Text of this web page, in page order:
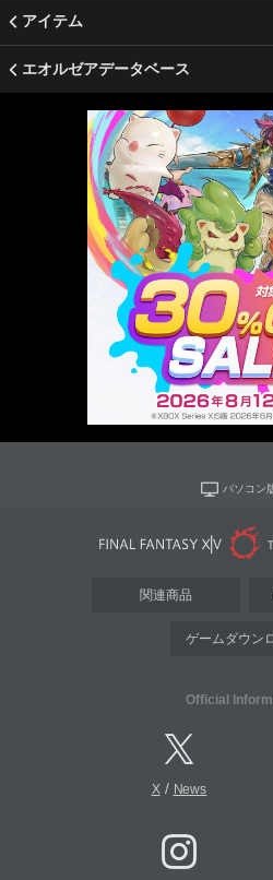
アイテム
エオルゼアデータベース
パソコン
関連商品
ゲームダウン
Official
X/ News